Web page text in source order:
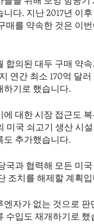
다. 지난 2017년 이후
매를 약속한 것은 이번
합의된 대두 구매 약
연간 최소 170억 달러
하기로 했습니다.
에 대한 시장 접근도
미국 쇠고기 생산 시
도 추가했습니다.
국과 협력해 모든 미국
조치를 해제할 계획
엔자가 없는 것으로 판
수입도 재개하기로 했